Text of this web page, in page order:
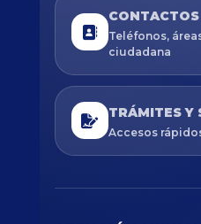
Teléfonos,
ciudadana
TRÁMITES Y
Accesos